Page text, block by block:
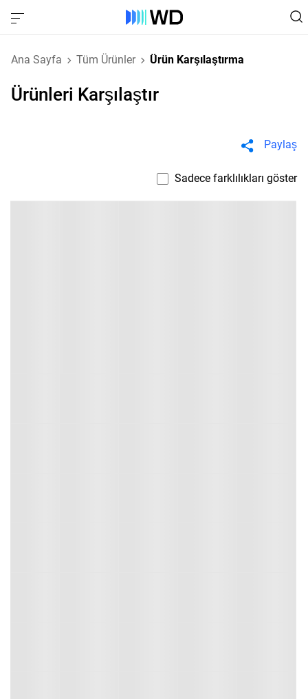
Ana Sayfa Tüm Ürünler Ürün Karşılaştırma
Ürünleri Karşılaştır
Paylaş
Sadece farklılıkları göster